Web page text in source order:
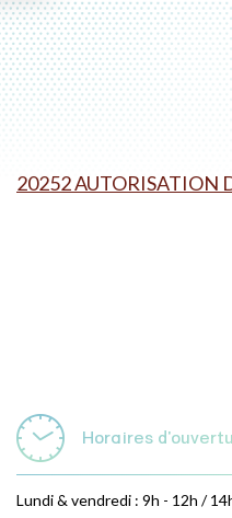
20252 AUTORISATION
Horaires
Lundi & vendredi : 9h - 12h /